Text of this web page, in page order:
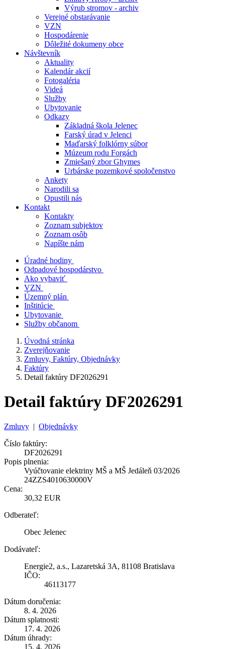
Výrub stromov - archiv
Verejné obstarávanie
VZN
Hospodárenie
Dôležité dokumeny obce
Návštevník
Aktuality
Kalendár akcií
Fotogaléria
Videá
Služby
Ubytovanie
Odkazy
Základná škola Jelenec
Farský úrad v Jelenci
Maďarský folklórny súbor
Múzeum rodu Forgách
Zmiešaný zbor Ghymes
Urbárske pozemkové spoločenstvo
Ankety
Narodili sa
Opustili nás
Kontakt
Kontakty
Zoznam subjektov
Zoznam osôb
Napíšte nám
Úradné hodiny
Odpadové hospodárstvo
Ako vybaviť
VZN
Územný plán
Inštitúcie
Ubytovanie
Služby občanom
Úvodná stránka
Zverejňovanie
Zmluvy, Faktúry, Objednávky
Faktúry
Detail faktúry DF2026291
Detail faktúry DF2026291
Zmluvy | Objednávky
Číslo faktúry:
DF2026291
Popis plnenia:
Vyúčtovanie elektriny MŠ a MŠ Jedáleň 03/2026
24ZZS4010630000V
Cena:
30,32 EUR
Odberateľ:
Obec Jelenec
Dodávateľ:
Energie2, a.s., Lazaretská 3A, 81108 Bratislava
IČO:
46113177
Dátum doručenia:
8. 4. 2026
Dátum splatnosti:
17. 4. 2026
Dátum úhrady:
15. 4. 2026